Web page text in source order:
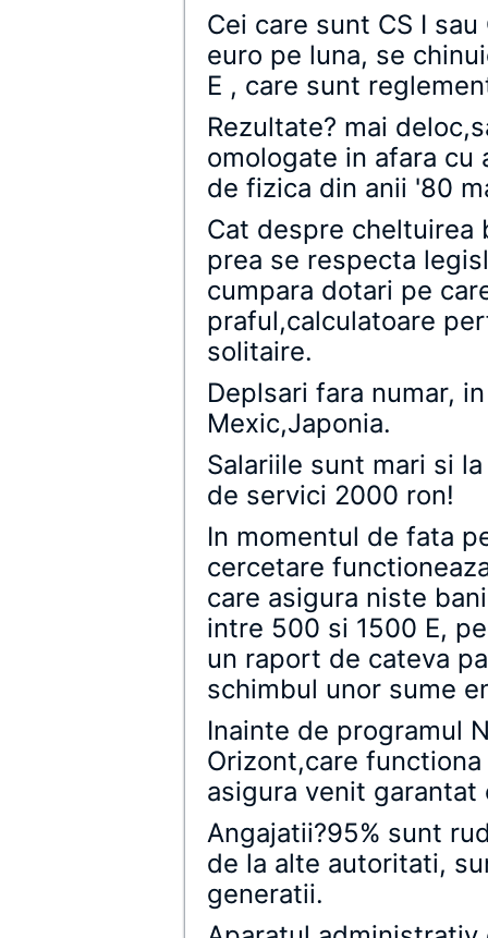
Cei care sunt CS I
euro pe luna, se
E , care sunt
Rezultate? mai
omologate in afara
de fizica din anii '80
Cat despre cheltuirea
prea se respecta
cumpara dotari pe
praful,calculatoare
solitaire.
Deplsari fara numar,
Mexic,Japonia.
Salariile sunt mari si
de servici 2000 ron!
In momentul de fata
cercetare
care asigura niste
intre 500 si 1500 E,
un raport de cateva
schimbul unor sume
Inainte de programul
Orizont,care
asigura venit
Angajatii?95% sunt
de la alte autoritati,
generatii.